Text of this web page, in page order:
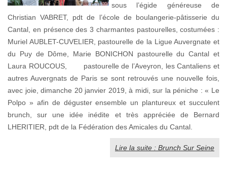
sous l’égide généreuse de
Christian VABRET, pdt de l’école de boulangerie-pâtisserie du
Cantal, en présence des 3 charmantes pastourelles, costumées :
Muriel AUBLET-CUVELIER, pastourelle de la Ligue Auvergnate et
du Puy de Dôme, Marie BONICHON pastourelle du Cantal et
Laura ROUCOUS, pastourelle de l’Aveyron, les Cantaliens et
autres Auvergnats de Paris se sont retrouvés une nouvelle fois,
avec joie, dimanche 20 janvier 2019, à midi, sur la péniche : « Le
Polpo » afin de déguster ensemble un plantureux et succulent
brunch, sur une idée inédite et très appréciée de Bernard
LHERITIER, pdt de la Fédération des Amicales du Cantal.
Lire la suite : Brunch Sur Seine